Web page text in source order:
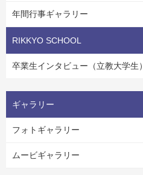
年間行事ギャラリー
RIKKYO SCHOOL
卒業生インタビュー（立教大学生）
ギャラリー
フォトギャラリー
ムービギャラリー